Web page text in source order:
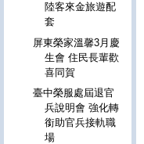
陸客來金旅遊配
套
屏東榮家溫馨3月慶
生會 住民長輩歡
喜同賀
臺中榮服處屆退官
兵說明會 強化轉
銜助官兵接軌職
場